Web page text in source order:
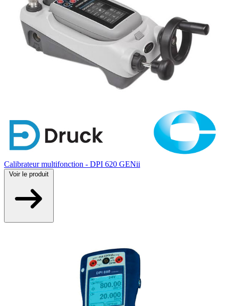
Calibrateur multifonction - DPI 620 GENii
Voir le produit